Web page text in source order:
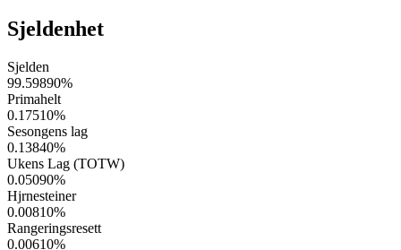
Sjeldenhet
Sjelden
99.59890%
Primahelt
0.17510%
Sesongens lag
0.13840%
Ukens Lag (TOTW)
0.05090%
Hjrnesteiner
0.00810%
Rangeringsresett
0.00610%